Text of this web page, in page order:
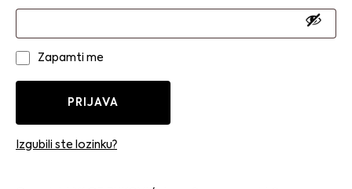
Zapamti me
PRIJAVA
Izgubili ste lozinku?